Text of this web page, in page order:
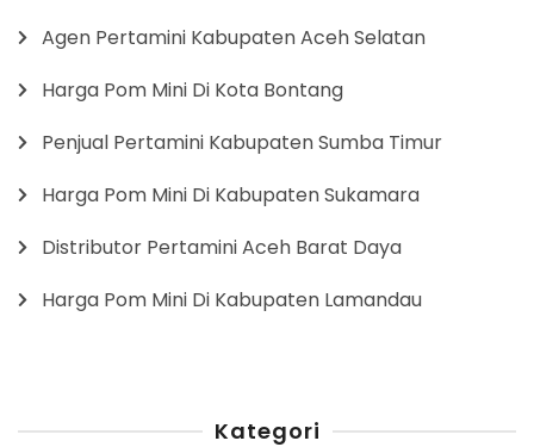
Agen Pertamini Kabupaten Aceh Selatan
Harga Pom Mini Di Kota Bontang
Penjual Pertamini Kabupaten Sumba Timur
Harga Pom Mini Di Kabupaten Sukamara
Distributor Pertamini Aceh Barat Daya
Harga Pom Mini Di Kabupaten Lamandau
Kategori